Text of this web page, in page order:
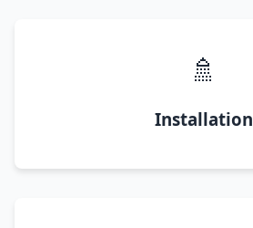
🚿
Installation